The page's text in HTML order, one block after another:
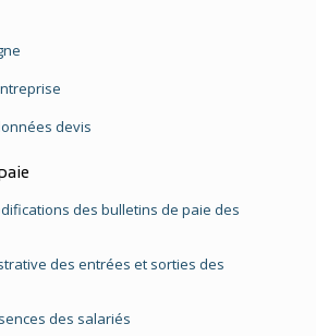
devis
des bulletins de paie des
des entrées et sorties des
des salariés